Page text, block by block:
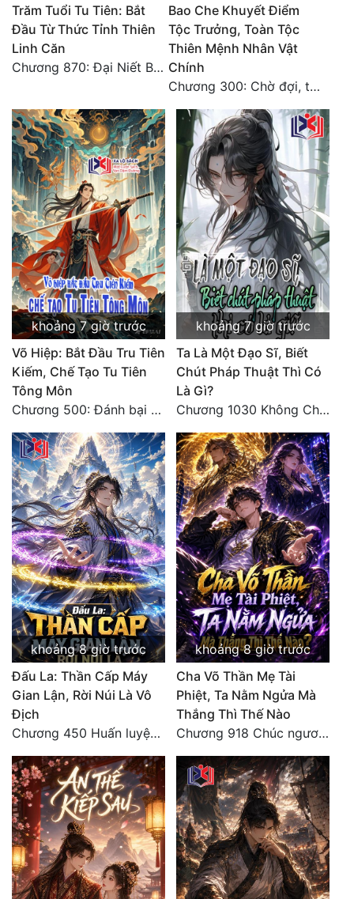
Ngự Thú
Truyện Nam
Truyện Nữ
Xây Dựng Thế Lực
Đam Mỹ
Đẹp
Đẹp Hiệp
Tính Cách Nhân Vật :
Cơ Trí
Sát Phạt Quyết Đoán
Vô Sỉ
Điềm Đạm
Trăm Tuổi Tu Tiên: Bắt
Đầu Từ Thức Tỉnh Thiên
Linh Căn
Chương 870: Đại Niết Bàn Tiên Thuật!
Bao Che Khuyết Điểm
Tộc Trưởng, Toàn Tộc
Thiên Mệnh Nhân Vật
Chính
Chương 300: Chờ đợi, thời khắc truy sát đến gần.
khoảng 7 giờ trước
Võ Hiệp: Bắt Đầu Tru Tiên
Kiếm, Chế Tạo Tu Tiên
Tông Môn
Chương 500: Đánh bại Quái Ngư, tiến nhập Hồng Thụ lâm
khoảng 7 giờ trước
Ta Là Một Đạo Sĩ, Biết
Chút Pháp Thuật Thì Có
Là Gì?
Chương 1030 Không Chi Hoàng Nguyên Đại Hư
khoảng 8 giờ trước
Đấu La: Thần Cấp Máy
Gian Lận, Rời Núi Là Vô
Địch
Chương 450 Huấn luyện thực chiến, Long Linh Cơ đối chiến bốn người Cổ Nguyệt và Vũ Lân!
khoảng 8 giờ trước
Cha Võ Thần Mẹ Tài
Phiệt, Ta Nằm Ngửa Mà
Thắng Thì Thế Nào
Chương 918 Chúc ngươi may mắn! Ca môn cũng là sắt thép thẳng nam!